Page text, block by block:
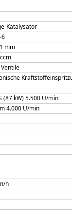
Katalysator
6
mm
ccm
(87 kW)5.500 U/min
4.000 U/min
h